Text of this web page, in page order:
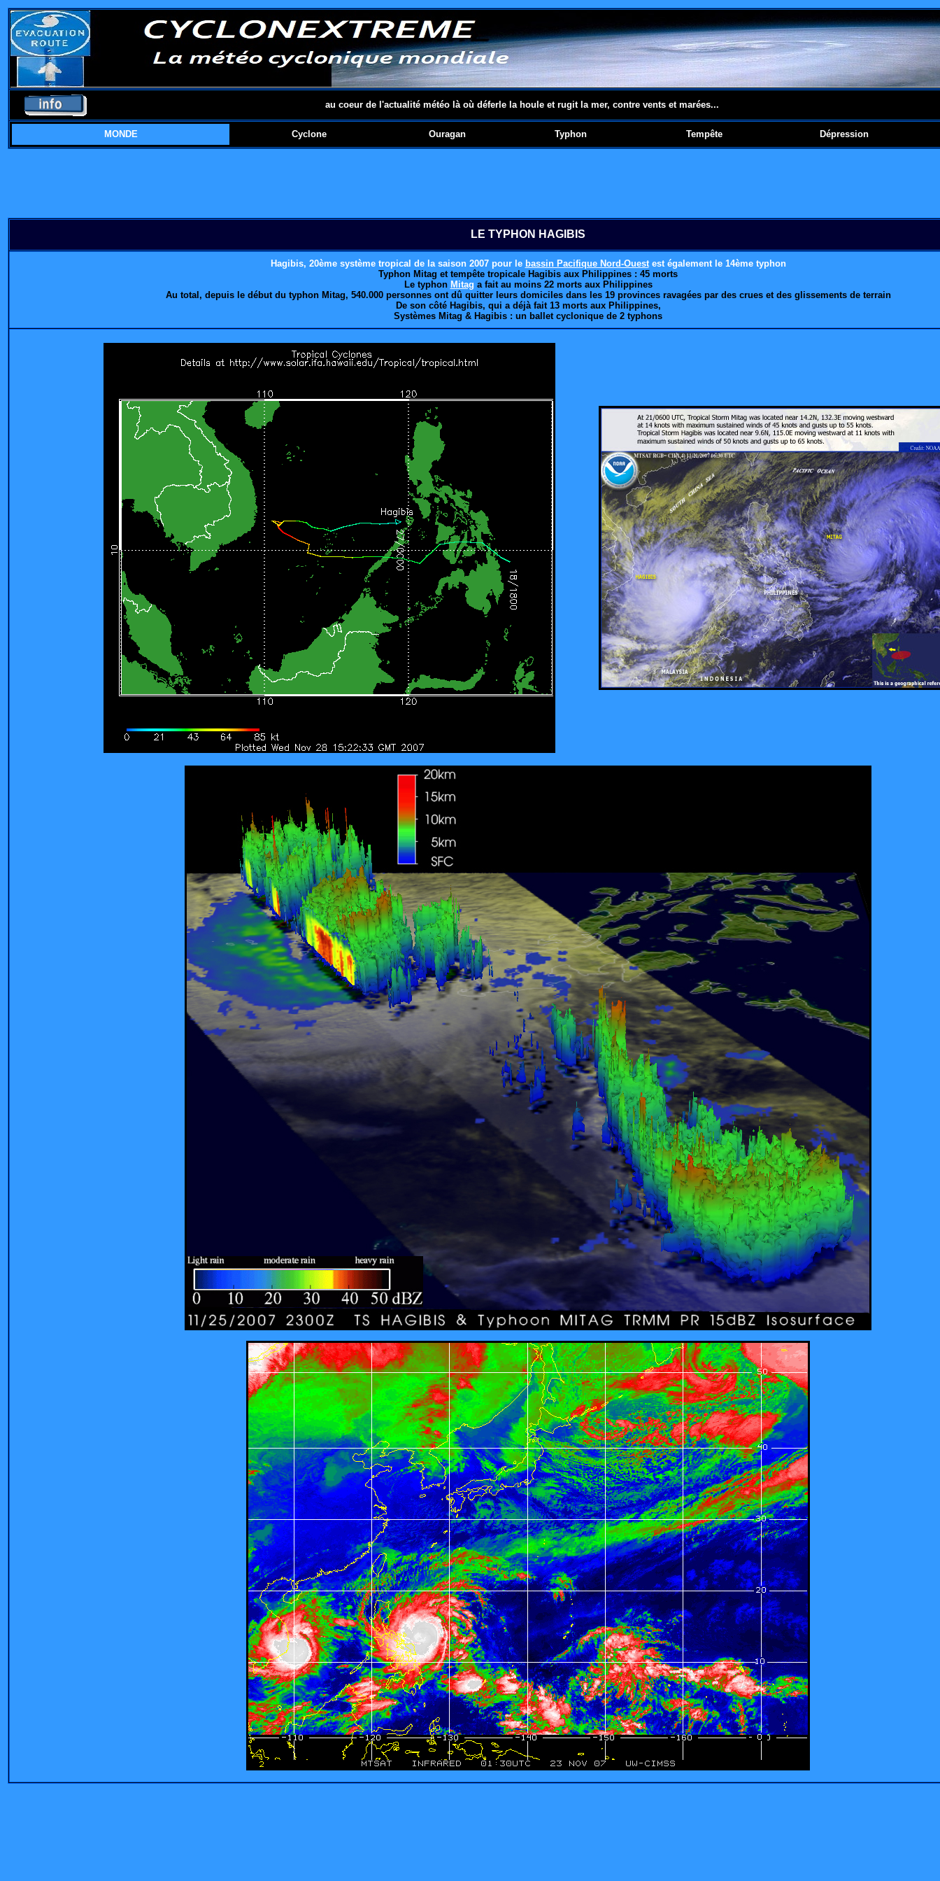
au coeur de l'actualité météo là où déferle la houle et rugit la mer, contre vents et marées...
MONDE Cyclone Ouragan Typhon Tempête Dépression
LE TYPHON HAGIBIS
Hagibis, 20ème système tropical de la saison 2007 pour le bassin Pacifique Nord-Ouestest également le 14ème typhon
Typhon Mitag et tempête tropicale Hagibis aux Philippines : 45 morts
Le typhon Mitag a fait au moins 22 morts aux Philippines
Au total, depuis le début du typhon Mitag, 540.000 personnes ont dû quitter leurs domiciles dans les 19 provinces ravagées par des crues et des glissements de terrain
De son côté Hagibis, qui a déjà fait 13 morts aux Philippines,
Systèmes Mitag & Hagibis : un ballet cyclonique de 2 typhons